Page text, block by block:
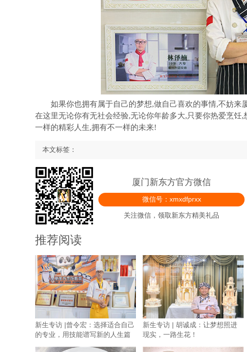
如果你也拥有属于自己的梦想,做自己喜欢的事情,不妨来
在这里无论你有无社会经验,无论你年龄多大,只要你热爱烹
一样的精彩人生,拥有不一样的未来!
本文标签：
厦门新东方官方微信
微信号：xmxdfprxx
关注微信，领取新东方精美礼品
推荐阅读
新生专访 |曾令宏：选择适合自己
的专业，用技能谱写新的人生篇
新生专访 | 胡诚成：让梦想照进
现实，一路生花！